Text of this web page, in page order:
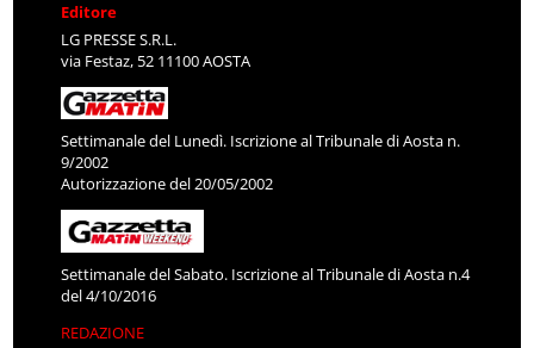
Editore
LG PRESSE S.R.L.
via Festaz, 52 11100 AOSTA
Settimanale del Lunedì. Iscrizione al Tribunale di Aosta n.
9/2002
Autorizzazione del 20/05/2002
Settimanale del Sabato. Iscrizione al Tribunale di Aosta n.4
del 4/10/2016
REDAZIONE